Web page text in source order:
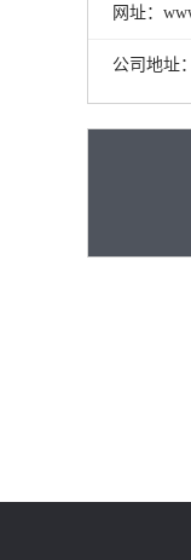
网址：
公司地址